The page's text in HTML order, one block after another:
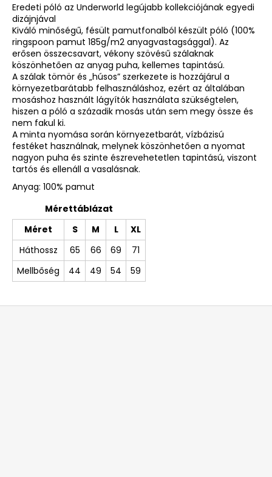
Eredeti póló az Underworld legújabb kollekciójának egyedi
dizájnjával
Kiváló minőségű, fésült pamutfonalból készült póló (100%
ringspoon pamut 185g/m2 anyagvastagsággal). Az
erősen összecsavart, vékony szövésű szálaknak
köszönhetően az anyag puha, kellemes tapintású.
A szálak tömör és „húsos” szerkezete is hozzájárul a
környezetbarátabb felhasználáshoz, ezért az általában
mosáshoz használt lágyítók használata szükségtelen,
hiszen a póló a századik mosás után sem megy össze és
nem fakul ki.
A minta nyomása során környezetbarát, vízbázisú
festéket használnak, melynek köszönhetően a nyomat
nagyon puha és szinte észrevehetetlen tapintású, viszont
tartós és ellenáll a vasalásnak.
Anyag: 100% pamut
Mérettáblázat
Méret
S M L
XL
Háthossz
65 66 69
71
Mellbőség
44 49 54 59
L